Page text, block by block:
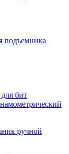
подъемника
бит
ручной